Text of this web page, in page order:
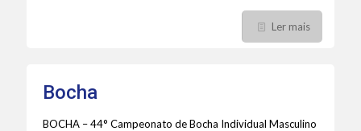
Ler mais
Bocha
BOCHA – 44° Campeonato de Bocha Individual Masculino